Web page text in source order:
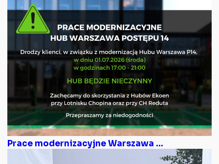
Prace modernizacyjne Warszawa ...